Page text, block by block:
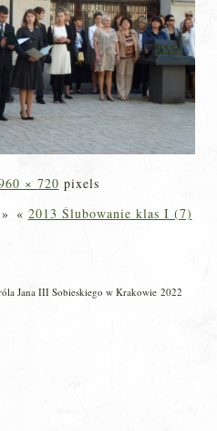
× 720 pixels
» « 2013 Ślubowanie klas I (7)
Jana III Sobieskiego w Krakowie 2022